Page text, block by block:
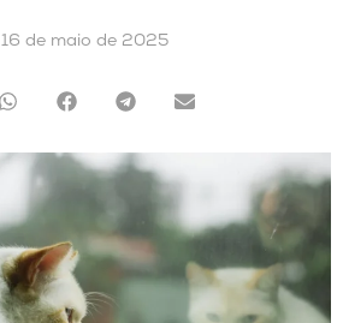
16 de maio de 2025